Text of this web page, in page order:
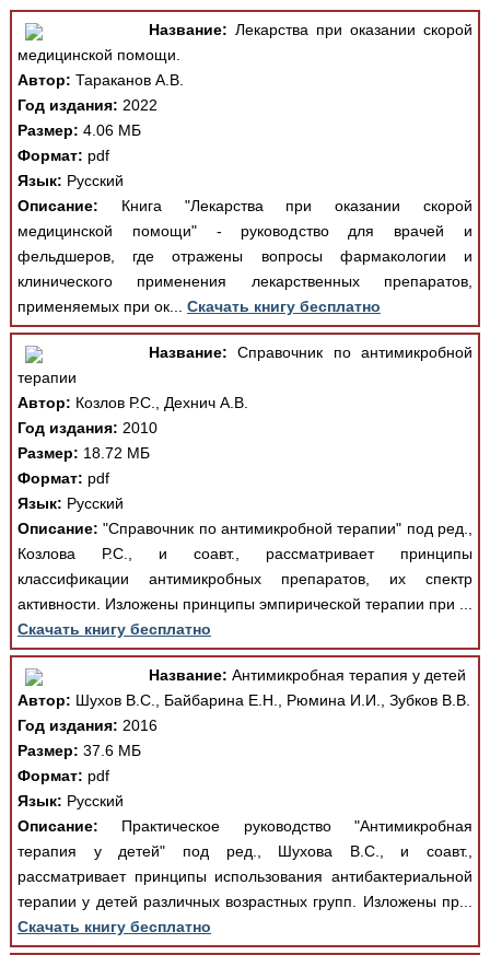
Название: Лекарства при оказании скорой
медицинской помощи.
Автор: Тараканов А.В.
Год издания: 2022
Размер: 4.06 МБ
Формат: pdf
Язык: Русский
Описание: Книга "Лекарства при оказании скорой
медицинской помощи" - руководство для врачей и
фельдшеров, где отражены вопросы фармакологии и
клинического применения лекарственных препаратов,
применяемых при ок... Скачать книгу бесплатно
Название: Справочник по антимикробной
терапии
Автор: Козлов Р.С., Дехнич А.В.
Год издания: 2010
Размер: 18.72 МБ
Формат: pdf
Язык: Русский
Описание: "Справочник по антимикробной терапии" под ред.,
Козлова Р.С., и соавт., рассматривает принципы
классификации антимикробных препаратов, их спектр
активности. Изложены принципы эмпирической терапии при ...
Скачать книгу бесплатно
Название: Антимикробная терапия у детей
Автор: Шухов В.С., Байбарина Е.Н., Рюмина И.И., Зубков В.В.
Год издания: 2016
Размер: 37.6 МБ
Формат: pdf
Язык: Русский
Описание: Практическое руководство "Антимикробная
терапия у детей" под ред., Шухова В.С., и соавт.,
рассматривает принципы использования антибактериальной
терапии у детей различных возрастных групп. Изложены пр...
Скачать книгу бесплатно